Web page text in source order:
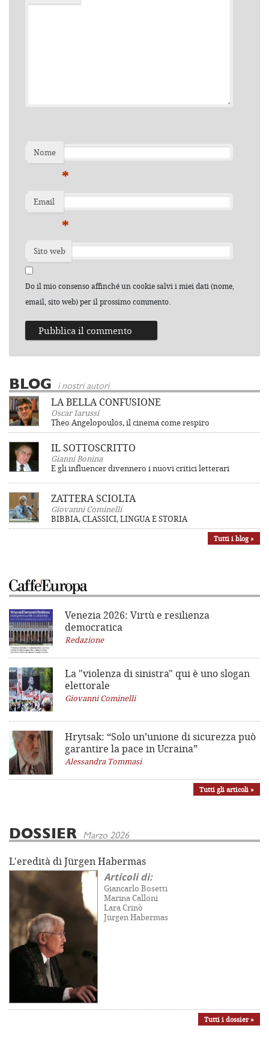
Nome
*
Email
*
Sito web
Do il mio consenso affinché un cookie salvi i miei dati (nome,
email, sito web) per il prossimo commento.
BLOG i nostri autori
LA BELLA CONFUSIONE
Oscar Iarussi
Theo Angelopoulos, il cinema come respiro
IL SOTTOSCRITTO
Gianni Bonina
E gli influencer divennero i nuovi critici letterari
ZATTERA SCIOLTA
Giovanni Cominelli
BIBBIA, CLASSICI, LINGUA E STORIA
Tutti i blog »
Venezia 2026: Virtù e resilienza
democratica
Redazione
La "violenza di sinistra" qui è uno slogan
elettorale
Giovanni Cominelli
Hrytsak: “Solo un’unione di sicurezza può
garantire la pace in Ucraina”
Alessandra Tommasi
Tutti gli articoli »
DOSSIER Marzo 2026
L'eredità di Jürgen Habermas
Articoli di:
Giancarlo Bosetti
Marina Calloni
Lara Crinò
Jürgen Habermas
Tutti i dossier »